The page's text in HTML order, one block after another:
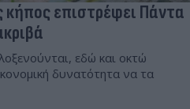
κήπος επιστρέφει Πάντα
εδώ και οκτώ
δυνατότητα να τα